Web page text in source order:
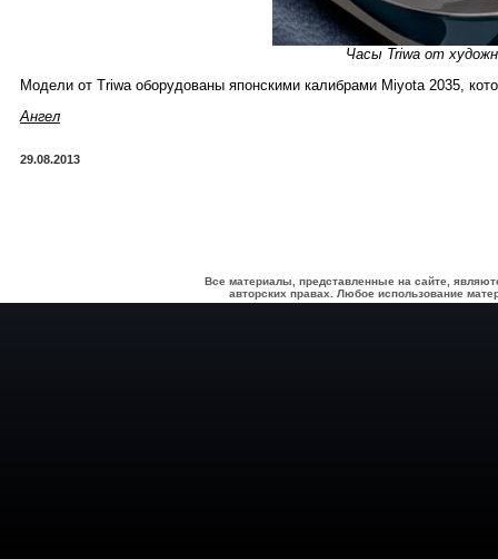
Часы Triwa от
Модели от Triwa оборудованы японскими калибрами Miyota 2035,
Ангел
29.08.2013
Все материалы, представленные на сайте,
авторских правах. Любое использование